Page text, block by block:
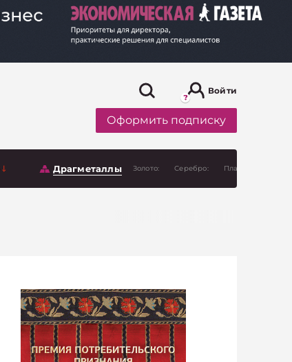
Войти
Оформить подписку
Драгметаллы Золото: Серебро: Платина: